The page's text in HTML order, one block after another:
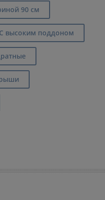
90 см
С высоким поддоном